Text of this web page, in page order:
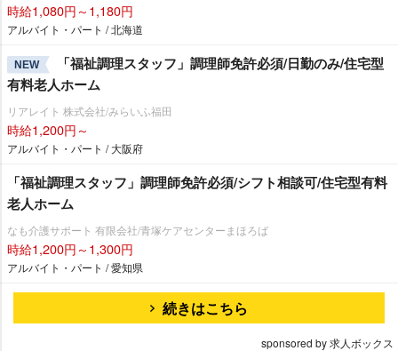
時給1,080円～1,180円
アルバイト・パート / 北海道
NEW
「福祉調理スタッフ」調理師免許必須/日勤のみ/住宅型
有料老人ホーム
リアレイト 株式会社/みらいふ福田
時給1,200円～
アルバイト・パート / 大阪府
「福祉調理スタッフ」調理師免許必須/シフト相談可/住宅型有料
老人ホーム
なも介護サポート 有限会社/青塚ケアセンターまほろば
時給1,200円～1,300円
アルバイト・パート / 愛知県
続きはこちら
sponsored by 求人ボックス